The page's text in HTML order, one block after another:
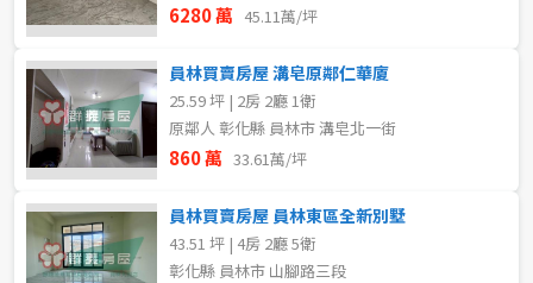
6280 萬 45.11萬/坪
員林買賣房屋 溝皂原鄰仁華廈
25.59 坪 | 2房 2廳 1衛
原鄰人 彰化縣 員林市 溝皂北一街
860 萬 33.61萬/坪
員林買賣房屋 員林東區全新別墅
43.51 坪 | 4房 2廳 5衛
彰化縣 員林市 山腳路三段